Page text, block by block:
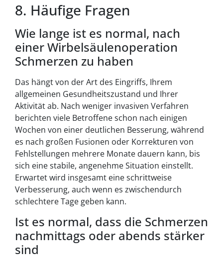
8. Häufige Fragen
Wie lange ist es normal, nach
einer Wirbelsäulenoperation
Schmerzen zu haben
Das hängt von der Art des Eingriffs, Ihrem
allgemeinen Gesundheitszustand und Ihrer
Aktivität ab. Nach weniger invasiven Verfahren
berichten viele Betroffene schon nach einigen
Wochen von einer deutlichen Besserung, während
es nach großen Fusionen oder Korrekturen von
Fehlstellungen mehrere Monate dauern kann, bis
sich eine stabile, angenehme Situation einstellt.
Erwartet wird insgesamt eine schrittweise
Verbesserung, auch wenn es zwischendurch
schlechtere Tage geben kann.
Ist es normal, dass die Schmerzen
nachmittags oder abends stärker
sind